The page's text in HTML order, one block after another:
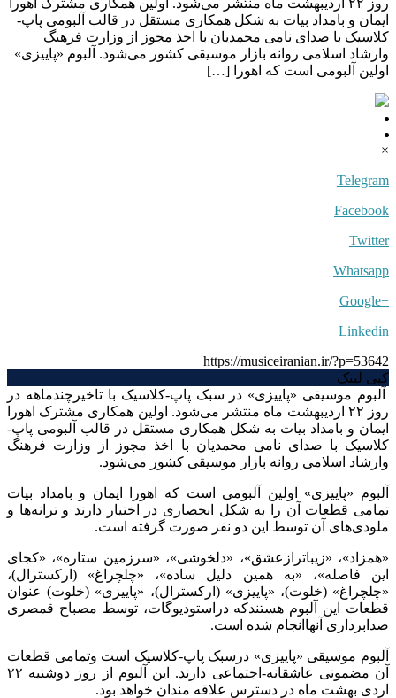
ایمان و بامداد بیات به شکل همکاری مستقل در قالب آلبومی پاپ-
کلاسیک با صدای نامی محمدیان با اخذ مجوز از وزارت فرهنگ
وارشاد اسلامی روانه بازار موسیقی کشور می‌شود. آلبوم «پاییزی»
اولین آلبومی است که اهورا […]
×
Telegram
Facebook
Twitter
Whatsapp
+Google
Linkedin
https://musiceiranian.ir/?p=53642
کپی لینک
آلبوم موسیقی «پاییزی» در سبک پاپ-کلاسیک با تاخیرچندماهه در
روز ۲۲ اردیبهشت ماه منتشر می‌شود. اولین همکاری مشترک اهورا
ایمان و بامداد بیات به شکل همکاری مستقل در قالب آلبومی پاپ-
کلاسیک با صدای نامی محمدیان با اخذ مجوز از وزارت فرهنگ
وارشاد اسلامی روانه بازار موسیقی کشور می‌شود.
آلبوم «پاییزی» اولین آلبومی است که اهورا ایمان و بامداد بیات
تمامی قطعات آن را به شکل انحصاری در اختیار دارند و ترانه‌ها و
ملودی‌های آن توسط این دو نفر صورت گرفته است.
«همزاد»، «زیبا‌ترازعشق»، «دلخوشی»، «سرزمین ستاره»، «کجای
این فاصله»، «به همین دلیل ساده»، «چلچراغ» (ارکسترال)،
«چلچراغ» (خلوت)، «پاییزی» (ارکسترال)، «پاییزی» (خلوت) عنوان
قطعات این آلبوم هستندکه دراستودیوگات، توسط مصباح قمصری
صدابرداری آنهاانجام شده است.
آلبوم موسیقی «پاییزی» درسبک پاپ-کلاسیک است وتمامی قطعات
آن مضمونی عاشقانه-اجتماعی دارند. این آلبوم از روز دوشنبه ۲۲
اردی بهشت ماه در دسترس علاقه مندان خواهد بود.